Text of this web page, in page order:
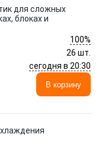
для сложных
блоках и
100%
26 шт.
сегодня в 20:30
В корзину